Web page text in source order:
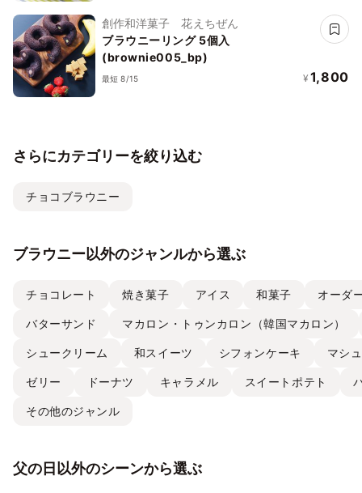
創作和洋菓子 花えちぜん
ブラウニーリング 5個入
(brownie005_bp)
最短 8/15 ¥ 1,800
さらにカテゴリーを絞り込む
チョコブラウニー
ブラウニー以外のジャンルから選ぶ
チョコレート 焼き菓子 アイス 和菓子 オーダ
バターサンド マカロン・トゥンカロン（韓国マカロン）
シュークリーム 和スイーツ シフォンケーキ マシ
ゼリー ドーナツ キャラメル スイートポテト
その他のジャンル
父の日以外のシーンから選ぶ